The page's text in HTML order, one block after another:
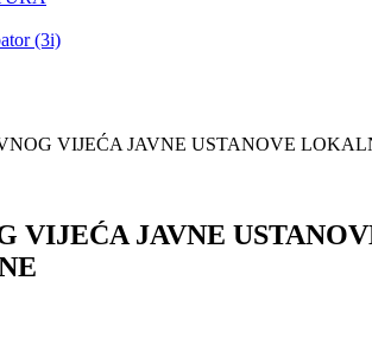
(3i)
VIJEĆA JAVNE USTANOVE
VIJEĆA JAVNE